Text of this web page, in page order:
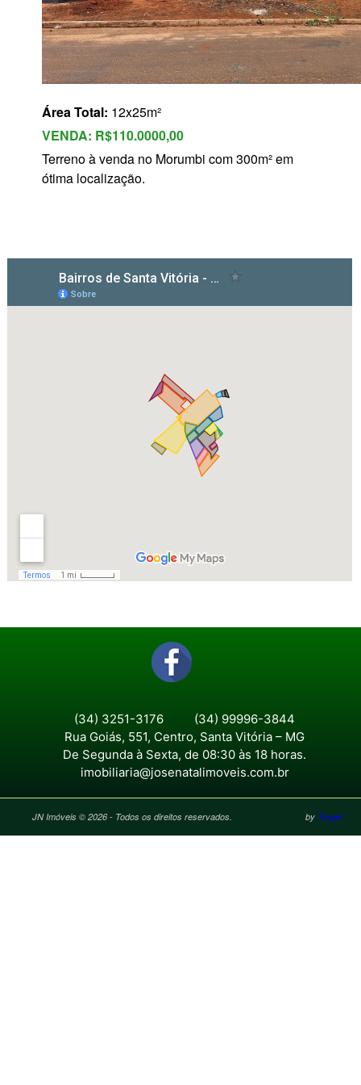
Área Total: 12x25m²
VENDA: R$110.0000,00
Terreno à venda no Morumbi com 300m² em
ótima localização.
(34) 3251-3176
(34) 99996-3844
Rua Goiás, 551, Centro, Santa Vitória – MG
De Segunda à Sexta, de 08:30 às 18 horas.
imobiliaria@josenatalimoveis.com.br
JN Imóveis © 2026 - Todos os direitos reservados. by Target